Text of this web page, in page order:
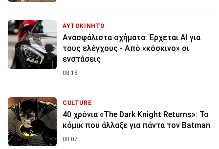
ΑΥΤΟΚΙΝΗΤΟ
Ανασφάλιστα οχήματα: Έρχεται ΑΙ για
τους ελέγχους - Από «κόσκινο» οι
ενστάσεις
08:18
CULTURE
40 χρόνια «The Dark Knight Returns»: Το
κόμικ που άλλαξε για πάντα τον Batman
08:07